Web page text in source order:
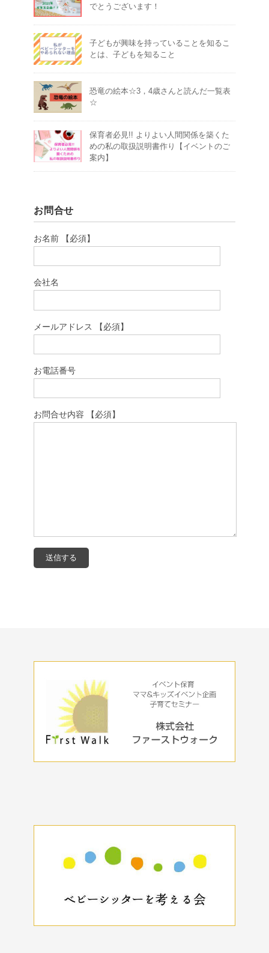
でとうございます！
子どもが興味を持っていることを知るこ
とは、子どもを知ること
恐竜の絵本☆3，4歳さんと読んだ一覧表
☆
保育者必見!! よりよい人間関係を築くた
めの私の取扱説明書作り【イベントのご
案内】
お問合せ
お名前 【必須】
会社名
メールアドレス 【必須】
お電話番号
お問合せ内容 【必須】